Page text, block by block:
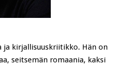
ja kirjallisuuskriitikko. Hän on
seitsemän romaania, kaksi